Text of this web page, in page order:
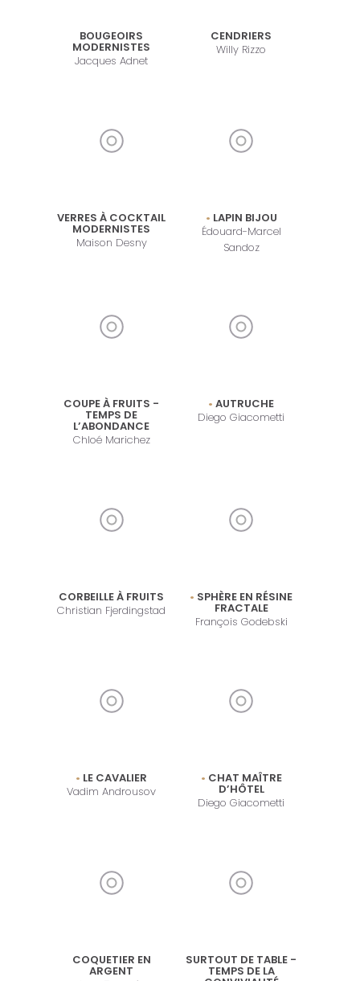
BOUGEOIRS
MODERNISTES
Jacques Adnet
CENDRIERS
Willy Rizzo
VERRES À COCKTAIL
MODERNISTES
Maison Desny
LAPIN BIJOU
Édouard-Marcel
Sandoz
COUPE À FRUITS -
TEMPS DE
L’ABONDANCE
Chloé Marichez
AUTRUCHE
Diego Giacometti
CORBEILLE À FRUITS
Christian Fjerdingstad
SPHÈRE EN RÉSINE
FRACTALE
François Godebski
LE CAVALIER
Vadim Androusov
CHAT MAÎTRE
D’HÔTEL
Diego Giacometti
COQUETIER EN
ARGENT
SURTOUT DE TABLE -
TEMPS DE LA